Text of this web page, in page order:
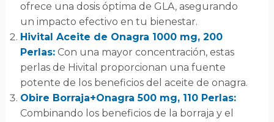
ofrece una dosis óptima de GLA, asegurando
un impacto efectivo en tu bienestar.
Hivital Aceite de Onagra 1000 mg, 200
Perlas:Con una mayor concentración, estas
perlas de Hivital proporcionan una fuente
potente de los beneficios del aceite de onagra.
Obire Borraja+Onagra 500 mg, 110 Perlas:
Combinando los beneficios de la borraja y el